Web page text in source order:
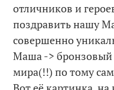
отличников и
поздравить нашу
совершенно
Маша -> бронзовый
мира(!!) по тому